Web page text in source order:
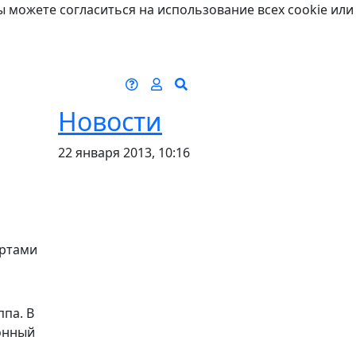
согласиться на использование всех cookie или
Новости
22 января 2013, 10:16
В